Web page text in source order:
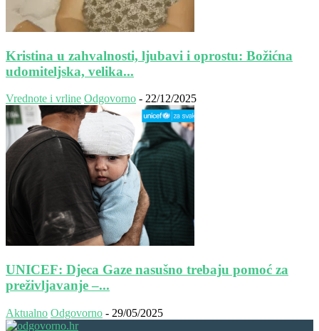
Kristina u zahvalnosti, ljubavi i oprostu: Božićna
udomiteljska, velika...
Vrednote i vrline Odgovorno - 22/12/2025
UNICEF: Djeca Gaze nasušno trebaju pomoć za
preživljavanje –...
Aktualno Odgovorno - 29/05/2025